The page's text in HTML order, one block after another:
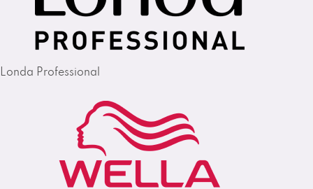
Londa Professional